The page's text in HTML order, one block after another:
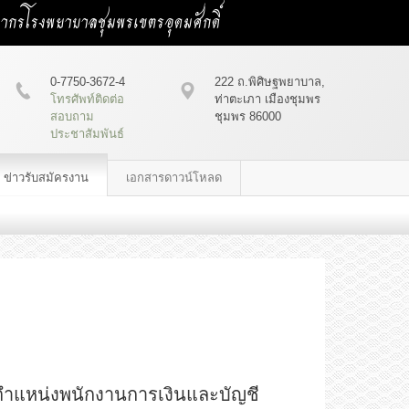
รโรงพยาบาลชุมพรเขตรอุดมศักดิ์
222 ถ.พิศิษฐพยาบาล,
ท่าตะเภา เมืองชุมพร
ชุมพร 86000
0-7750-3672-4
โทรศัพท์ติดต่อ
สอบถาม
ประชาสัมพันธ์
ข่าวรับสมัครงาน เอกสารดาวน์โหลด
แหน่งพนักงานการเงินและบัญชี